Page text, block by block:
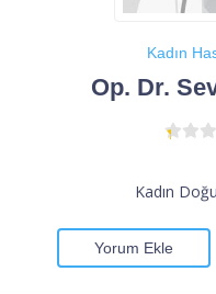
Kadın
Op. Dr.
Kadın
Yorum Ekle